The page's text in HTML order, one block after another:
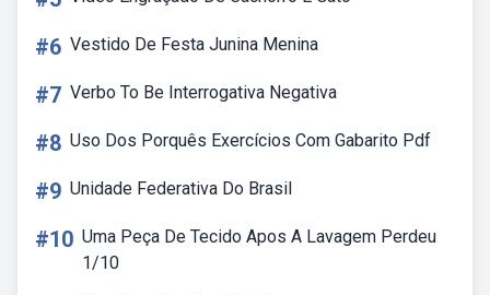
#6 Vestido De Festa Junina Menina
#7 Verbo To Be Interrogativa Negativa
#8 Uso Dos Porquês Exercícios Com Gabarito Pdf
#9 Unidade Federativa Do Brasil
#10 Uma Peça De Tecido Apos A Lavagem Perdeu
1/10